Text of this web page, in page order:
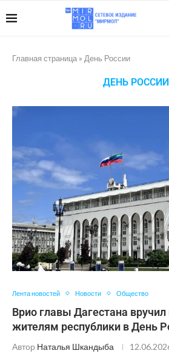
Главная страница » День России
ДЕНЬ РОССИИ
Лента новостей Новости Общество
Врио главы Дагестана
жителям республики в День
Автор Наталья Шкандыба